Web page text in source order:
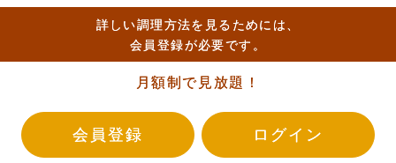
詳しい調理方法を見るためには、
会員登録が必要です。
月額制で見放題！
会員登録 ログイン